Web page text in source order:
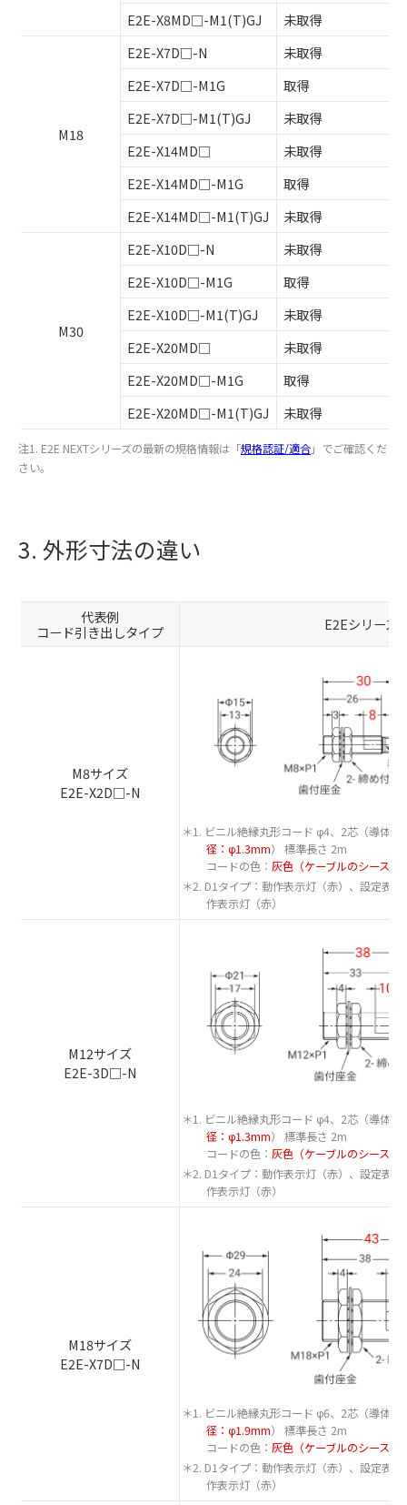
E2E-X8MD□-M1(T)GJ 未取得
M18
E2E-X7D□-N
未取得
E2E-X7D□-M1G
取得
E2E-X7D□-M1(T)GJ
未取得
E2E-X14MD□
未取得
E2E-X14MD□-M1G
取得
E2E-X14MD□-M1(T)GJ
未取得
M30
E2E-X10D□-N
未取得
E2E-X10D□-M1G
取得
E2E-X10D□-M1(T)GJ
未取得
E2E-X20MD□
未取得
E2E-X20MD□-M1G
取得
E2E-X20MD□-M1(T)GJ
未取得
注1. E2E NEXTシリーズの最新の規格情報は「規格認証/適合」でご確認くだ
さい。
3. 外形寸法の違い
代表例
コード引き出しタイプ
E2Eシリーズ
M8サイズ
E2E-X2D□-N
＊1. ビニル絶縁丸形コード φ4、2芯（導体
径：φ1.3mm） 標準長さ 2m
コードの色： 灰色（ケーブルのシースは
＊2. D1タイプ：動作表示灯（赤）、設定表
作表示灯（赤）
M12サイズ
E2E-3D□-N
＊1. ビニル絶縁丸形コード φ4、2芯（導体
径：φ1.3mm） 標準長さ 2m
コードの色： 灰色（ケーブルのシースは
＊2. D1タイプ：動作表示灯（赤）、設定表
作表示灯（赤）
M18サイズ
E2E-X7D□-N
＊1. ビニル絶縁丸形コード φ6、2芯（導体
径：φ1.9mm） 標準長さ 2m
コードの色： 灰色（ケーブルのシースは
＊2. D1タイプ：動作表示灯（赤）、設定表
作表示灯（赤）